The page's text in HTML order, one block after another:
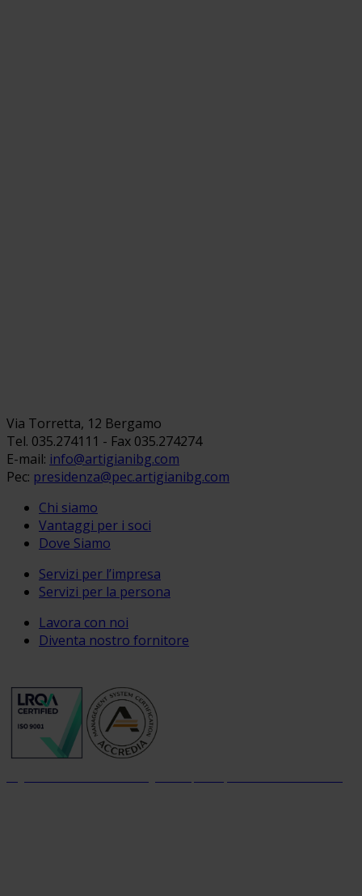
Via Torretta, 12 Bergamo
Tel. 035.274111 - Fax 035.274274
E-mail: info@artigianibg.com
Pec: presidenza@pec.artigianibg.com
Chi siamo
Vantaggi per i soci
Dove Siamo
Servizi per l’impresa
Servizi per la persona
Lavora con noi
Diventa nostro fornitore